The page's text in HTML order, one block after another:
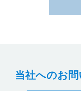
当社へのお